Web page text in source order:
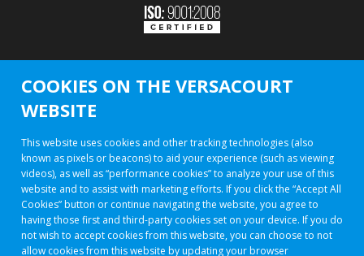
COOKIES ON THE VERSACOURT
WEBSITE
This website uses cookies and other tracking technologies (also
known as pixels or beacons) to aid your experience (such as viewing
videos), as well as “performance cookies” to analyze your use of this
website and to assist with marketing efforts. If you click the “Accept All
Cookies” button or continue navigating the website, you agree to
having those first and third-party cookies set on your device. If you do
not wish to accept cookies from this website, you can choose to not
allow cookies from this website by updating your browser